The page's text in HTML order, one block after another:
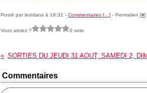
Posté par lestitans à 18:31 - Commentaires [ ] - Permalien [#]
Vous aimez ? 0 vote
Commentaires